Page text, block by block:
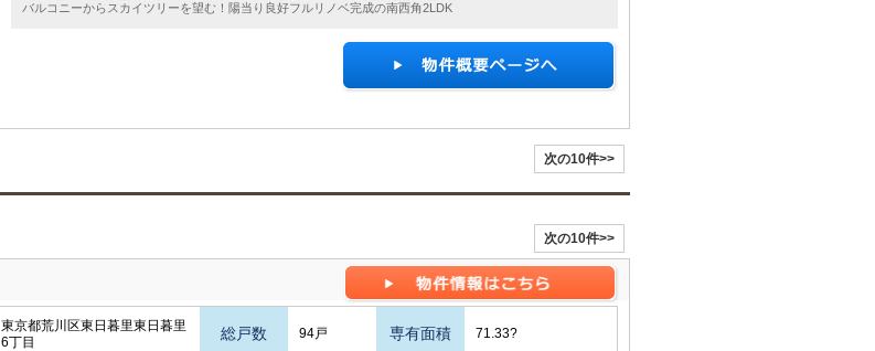
バルコニーからスカイツリーを望む！陽当り良好フルリノベ完成の南西角2LDK
次の10件>>
次の10件>>
東京都荒川区東日暮里東日暮里
6丁目
総戸数 94戸 専有面積 71.33?